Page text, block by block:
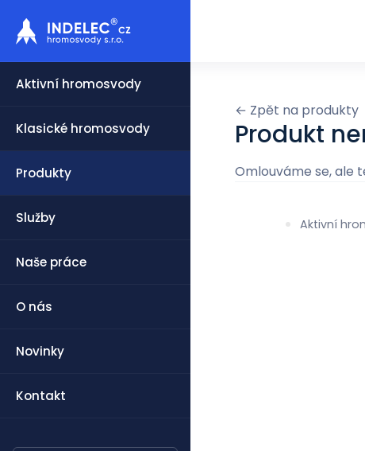
Aktivní hromosvody
Klasické hromosvody
Produkty
Služby
Naše práce
O nás
Novinky
Kontakt
← Zpět na produkty
Produkt
Omlouváme se, ale
Aktivní